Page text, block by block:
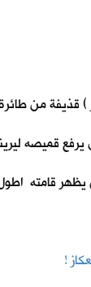
من
قميصه
قامته
!